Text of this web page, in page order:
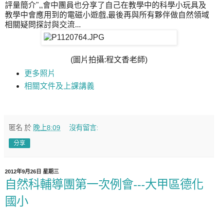
評量簡介",,會中團員也分享了自己在教學中的科學小玩具及
教學中會應用到的電磁小遊戲,最後再與所有夥伴做自然領域
相關疑問探討與交流...
(圖片拍攝:程文香老師)
更多照片
相關文件及上課講義
匿名 於 晚上8:09 沒有留言:
分享
2012年9月26日 星期三
自然科輔導團第一次例會---大甲區德化
國小